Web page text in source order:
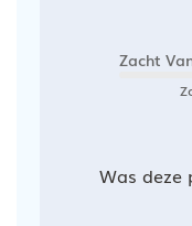
Zacht
Was deze